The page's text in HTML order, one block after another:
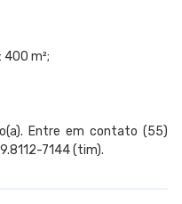
400 m²;
Entre em contato (55)
7144 (tim).